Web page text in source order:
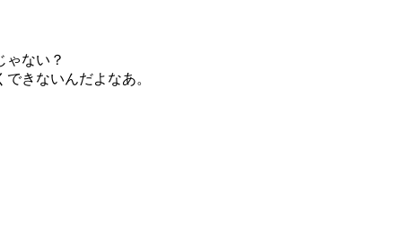
ない？
きないんだよなあ。